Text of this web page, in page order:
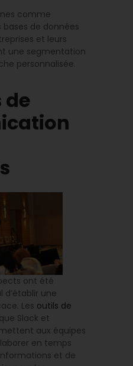
comme
de données
et leurs
une segmentation
personnalisée.
de
ont été
d’établir une
Les outils de
Slack et
aux équipes
en temps
et de